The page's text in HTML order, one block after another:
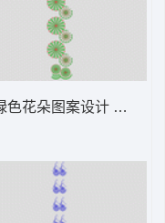
色花朵图案设计 窗帘版